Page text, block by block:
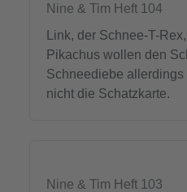
Nine & Tim Heft 104
Link, der Schnee-T-
Pikachus wollen den
Schneediebe
nicht die Schatzkarte.
Nine & Tim Heft 103